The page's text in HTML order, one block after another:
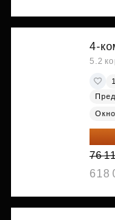
4-
5.2
57
76
618